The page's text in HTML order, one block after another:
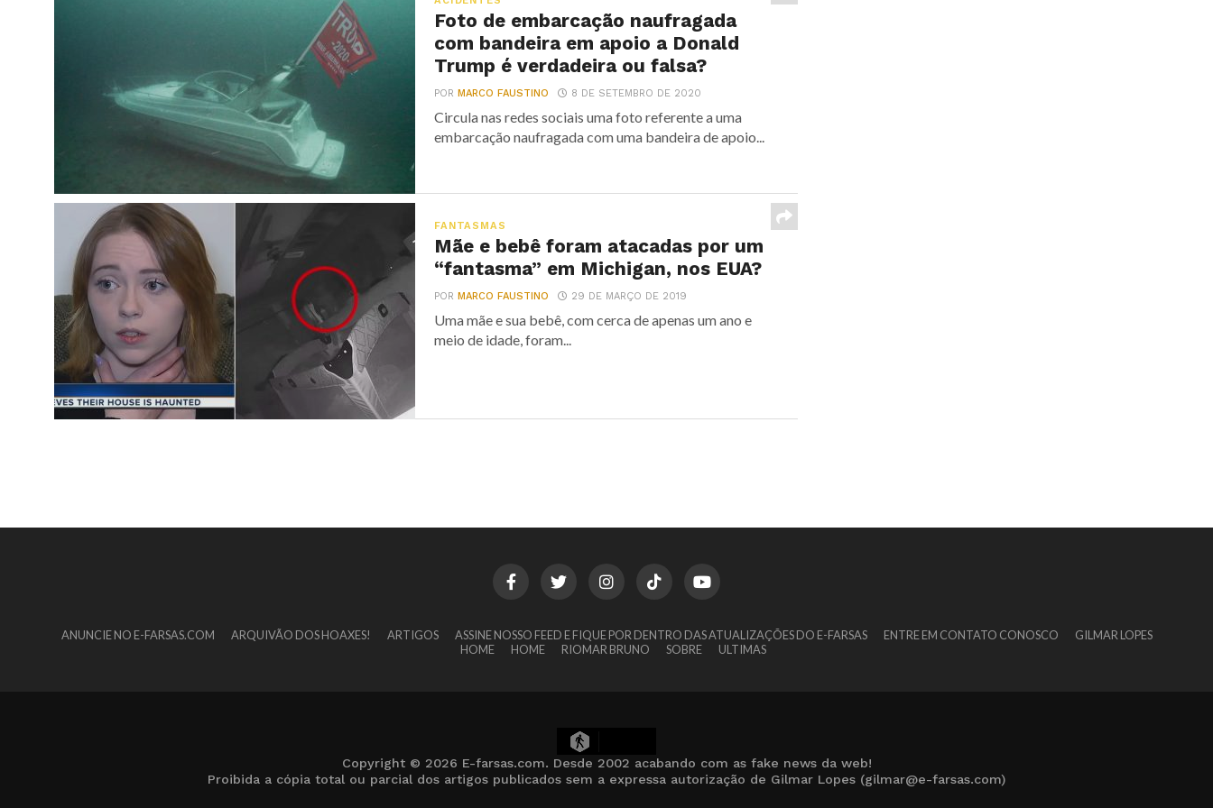
Foto de embarcação naufragada
com bandeira em apoio a Donald
Trump é verdadeira ou falsa?
PORMARCO FAUSTINO 8 DE SETEMBRO DE 2020
Circula nas redes sociais uma foto referente a uma
embarcação naufragada com uma bandeira de apoio...
FANTASMAS
Mãe e bebê foram atacadas por um
“fantasma” em Michigan, nos EUA?
PORMARCO FAUSTINO 29 DE MARÇO DE 2019
Uma mãe e sua bebê, com cerca de apenas um ano e
meio de idade, foram...
ANUNCIE NO E-FARSAS.COM ARQUIVÃO DOS HOAXES! ARTIGOS ASSINE NOSSO FEED E FIQUE POR DENTRO DAS ATUALIZAÇÕES DO E-FARSAS ENTRE EM CONTATO CONOSCO
GILMAR LOPES
HOME
HOME RIOMAR BRUNO SOBRE ULTIMAS
Copyright © 2026 E-farsas.com. Desde 2002 acabando com as fake news da web!
Proibida a cópia total ou parcial dos artigos publicados sem a expressa autorização de Gilmar Lopes (gilmar@e-farsas.com)